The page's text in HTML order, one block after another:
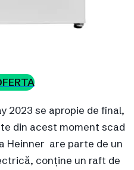
2023 se apropie de final,
din acest moment scad
Heinner are parte de un
conține un raft de